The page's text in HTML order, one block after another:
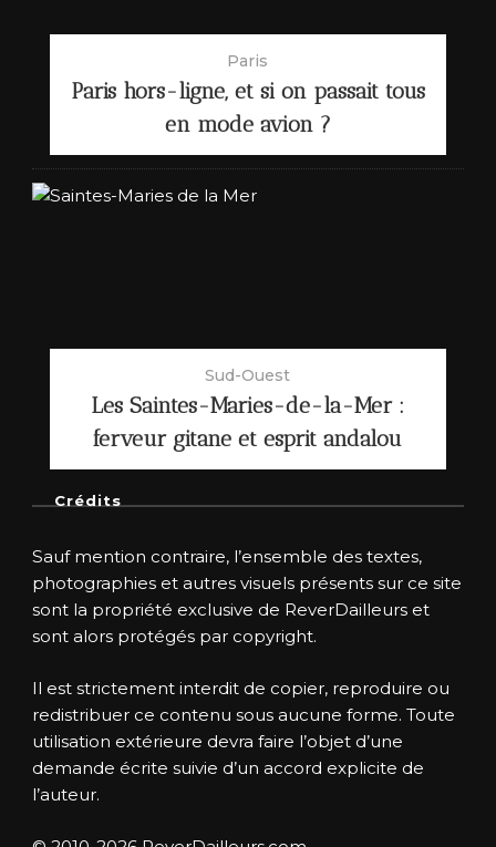
Paris
Paris hors-ligne, et si on passait tous
en mode avion ?
Sud-Ouest
Les Saintes-Maries-de-la-Mer :
ferveur gitane et esprit andalou
Crédits
Sauf mention contraire, l’ensemble des textes,
photographies et autres visuels présents sur ce site
sont la propriété exclusive de ReverDailleurs et
sont alors protégés par copyright.
Il est strictement interdit de copier, reproduire ou
redistribuer ce contenu sous aucune forme. Toute
utilisation extérieure devra faire l’objet d’une
demande écrite suivie d’un accord explicite de
l’auteur.